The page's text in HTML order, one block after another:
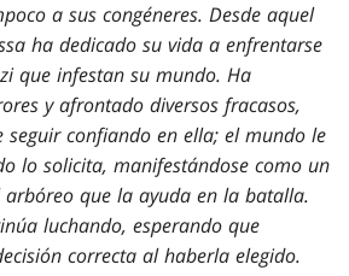
a sus congéneres. Desde aquel
ha dedicado su vida a enfrentarse
que infestan su mundo. Ha
y afrontado diversos fracasos,
seguir confiando en ella; el mundo le
lo solicita, manifestándose como un
arbóreo que la ayuda en la batalla.
luchando, esperando que
correcta al haberla elegido.